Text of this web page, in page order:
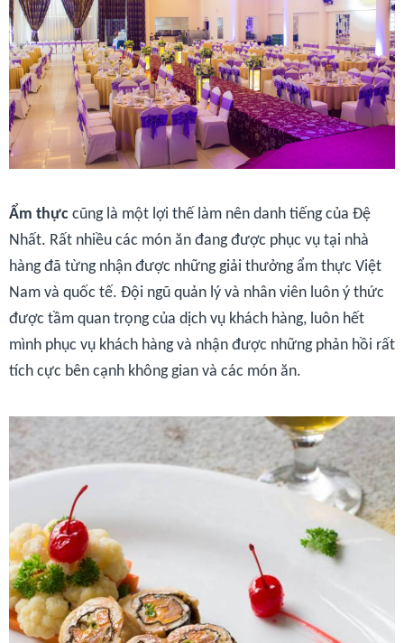
Ẩm thực cũng là một lợi thế làm nên danh tiếng của Đệ
Nhất. Rất nhiều các món ăn đang được phục vụ tại nhà
hàng đã từng nhận được những giải thưởng ẩm thực Việt
Nam và quốc tế. Đội ngũ quản lý và nhân viên luôn ý thức
được tầm quan trọng của dịch vụ khách hàng, luôn hết
mình phục vụ khách hàng và nhận được những phản hồi rất
tích cực bên cạnh không gian và các món ăn.